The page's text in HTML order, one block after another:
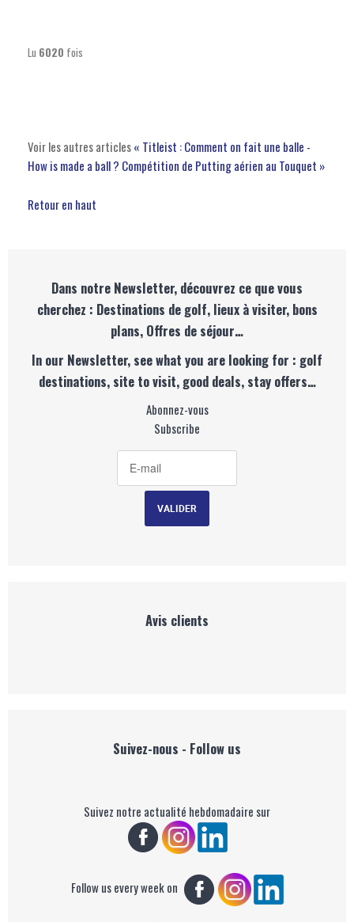
Lu 6020 fois
Voir les autres articles« Titleist : Comment on fait une balle -
How is made a ball ? Compétition de Putting aérien au Touquet »
Retour en haut
Dans notre Newsletter, découvrez ce que vous
cherchez : Destinations de golf, lieux à visiter, bons
plans, Offres de séjour…
In our Newsletter, see what you are looking for : golf
destinations, site to visit, good deals, stay offers…
Abonnez-vous
Subscribe
Avis clients
Suivez-nous - Follow us
Suivez notre actualité hebdomadaire sur
Follow us every week on